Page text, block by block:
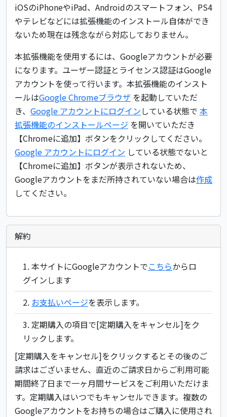
iOSのiPhoneやiPad、Androidのスマートフォン、PS4
やテレビなどには拡張機能のインストール自体ができ
ないため現在は残念ながら対応しておりません。
本拡張機能を使用するには、Googleアカウントが必要
になります。ユーザー認証とライセンス認証はGoogle
アカウントを使って行います。本拡張機能のインスト
ールはGoogle Chromeブラウザ を起動していただ
き、 Google アカウントにログインしている状態で 本
拡張機能のインストールページ を開いていただき
【Chromeに追加】ボタンをクリックしてください。
Google アカウントにログイン している状態でないと
【Chromeに追加】ボタンが表示されないため、
Googleアカウントをまだ所持されていない場合は作成
してください。
解約
本サイトにGoogleアカウントでこちらからロ
グインします
お支払いページを表示します。
定期購入の項目で[定期購入をキャンセル]をク
リックします。
[定期購入をキャンセル]をクリックするとその後のご
請求はございません、直近のご請求日からご利用可能
期間終了日まで一ヶ月間サービスをご利用いただけま
す。定期購入はいつでもキャンセルできます。複数の
Googleアカウントをお持ちの場合はご購入に使用され